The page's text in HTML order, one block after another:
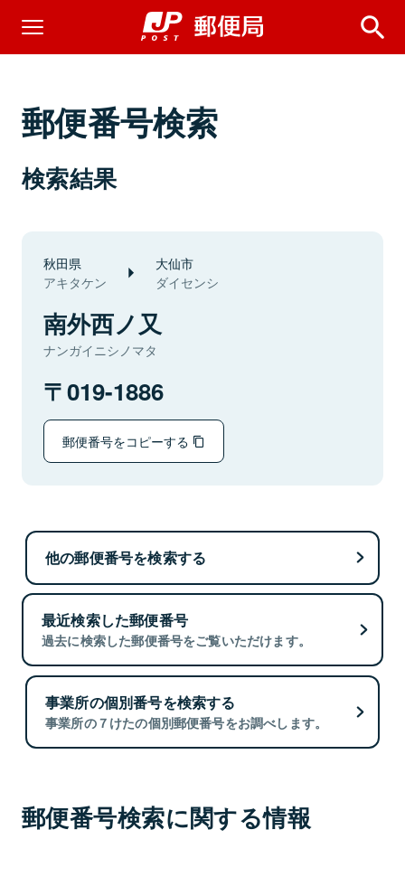
郵便番号検索
検索結果
秋田県
アキタケン
大仙市
ダイセンシ
南外西ノ又
ナンガイニシノマタ
019-1886
郵便番号をコピーする
他の郵便番号を検索する
最近検索した郵便番号
過去に検索した郵便番号をご覧いただけます。
事業所の個別番号を検索する
事業所の７けたの個別郵便番号をお調べします。
郵便番号検索に関する情報